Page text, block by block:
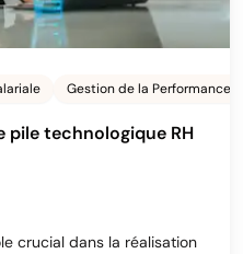
Gestion de la Performance
technologique RH
crucial dans la réalisation